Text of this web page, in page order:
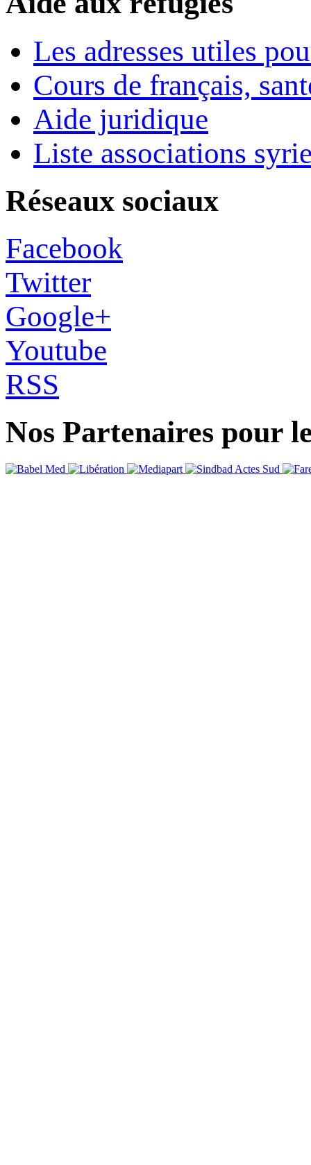
Les adresses utiles
Cours de français,
Aide juridique
Liste associations
Réseaux sociaux
Facebook
Twitter
Google+
Youtube
RSS
Nos Partenaires pour